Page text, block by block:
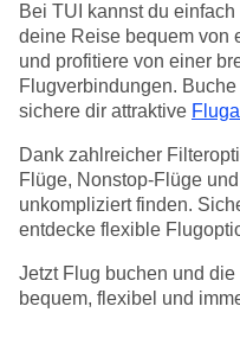
Bei TUI kannst du
deine Reise bequem von
und profitiere von einer
Flugverbindungen.
sichere dir attraktive
Dank zahlreicher
Flüge, Nonstop-Flüge und
unkompliziert finden.
entdecke flexible
Jetzt Flug buchen und
bequem, flexibel und